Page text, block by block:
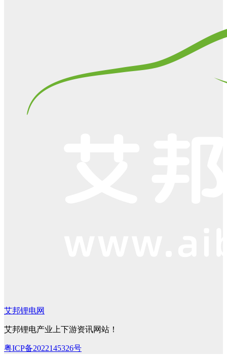
艾邦锂电网
艾邦锂电产业上下游资讯网站！
粤ICP备2022145326号